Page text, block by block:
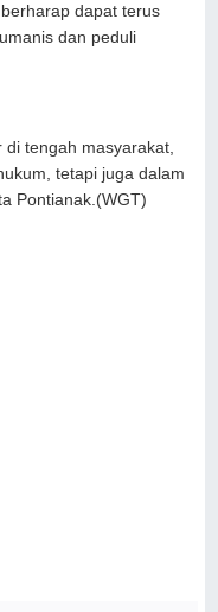
dapat terus
dan peduli
tengah masyarakat,
tetapi juga dalam
Pontianak.(WGT)